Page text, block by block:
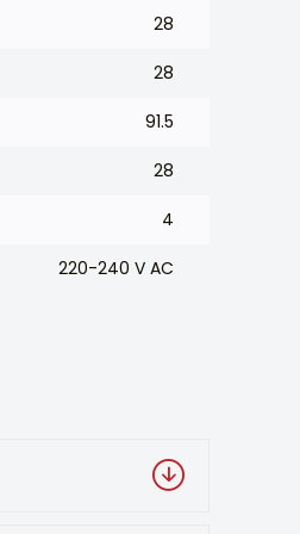
28
28
91.5
28
4
220-240 V AC